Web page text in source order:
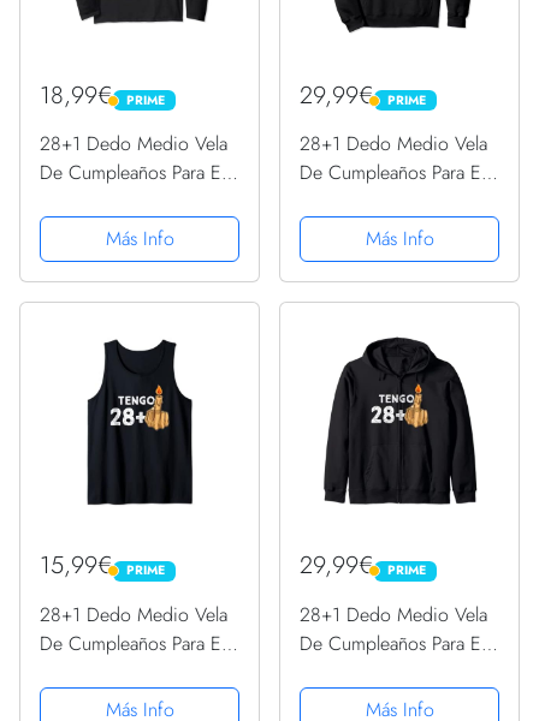
18,99€ PRIME
PRIME
28+1 Dedo Medio Vela
De Cumpleaños Para El
Larga
Más Info
29,99€ PRIME
PRIME
28+1 Dedo Medio Vela
De Cumpleaños Para El
Sudadera con Capucha
Más Info
15,99€ PRIME
PRIME
28+1 Dedo Medio Vela
De Cumpleaños Para El
Camiseta sin Mangas
Más Info
29,99€ PRIME
PRIME
28+1 Dedo Medio Vela
De Cumpleaños Para El
Sudadera con Capucha
Más Info